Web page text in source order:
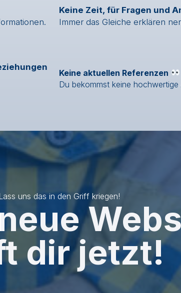
Keine Zeit, für Fragen und
Immer das Gleiche erklären
Keine aktuellen Referenzen
Du bekommst keine hochwertige
uns das in den Griff kriegen!
dir jetzt!